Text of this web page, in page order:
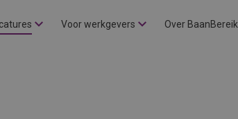
Voor werkgevers Over BaanBereik